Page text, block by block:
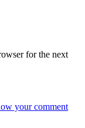
for the next
your comment